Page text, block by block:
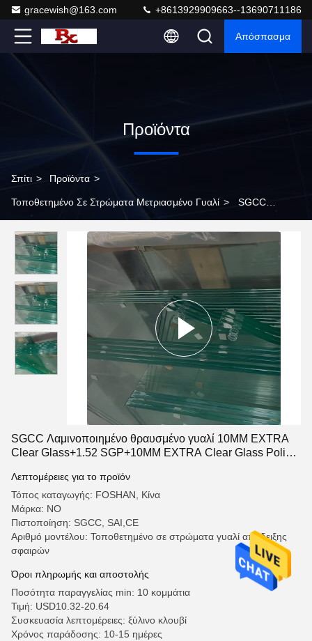
gracewish@163.com +8613929909663--13690711186
Απόσπασμα
Προϊόντα
Σπίτι > Προϊόντα >
Τοποθετημένο Σε Στρώματα Μετριασμένο Γυαλί > SGCC
Glass+1.52 SGP+10MM EXTRA Clear Glass Polish Γύρω
SGCC Λαμινοποιημένο θραυσμένο γυαλί 10MM EXTRA
Clear Glass+1.52 SGP+10MM EXTRA Clear Glass Polish
Λεπτομέρειες για το προϊόν
Τόπος καταγωγής: FOSHAN, Κίνα
Μάρκα: NO
Πιστοποίηση: SGCC, SAI,CE
Αριθμό μοντέλου: Τοποθετημένο σε στρώματα γυαλί απόδειξης
σφαιρών
Όροι πληρωμής και αποστολής
Ποσότητα παραγγελίας min: 10 κομμάτια
Τιμή: USD10.32-20.64
Συσκευασία λεπτομέρειες: ξύλινο κλουβί
Χρόνος παράδοσης: 10-15 ημέρες